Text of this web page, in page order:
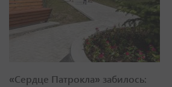
«Сердце Патрокла» забилось: